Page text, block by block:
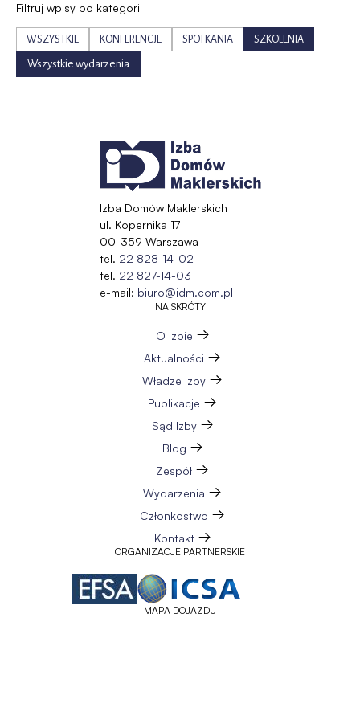
Filtruj wpisy po kategorii
WSZYSTKIE KONFERENCJE SPOTKANIA SZKOLENIA
Wszystkie wydarzenia
Izba Domów Maklerskich
ul. Kopernika 17
00-359 Warszawa
tel. 22 828-14-02
tel. 22 827-14-03
e-mail: biuro@idm.com.pl
NA SKRÓTY
O Izbie
Aktualności
Władze Izby
Publikacje
Sąd Izby
Blog
Zespół
Wydarzenia
Członkostwo
Kontakt
ORGANIZACJE PARTNERSKIE
MAPA DOJAZDU